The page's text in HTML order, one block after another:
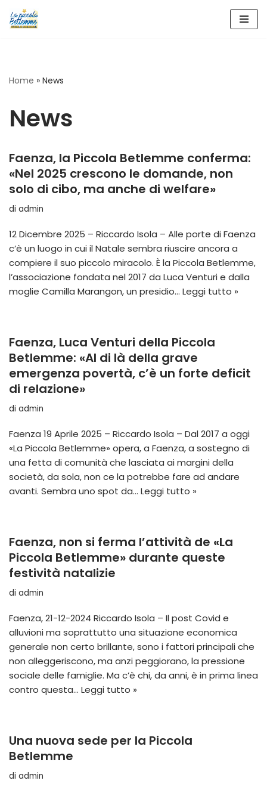
Vai
Home » News
News
Faenza, la Piccola Betlemme conferma:
«Nel 2025 crescono le domande, non
solo di cibo, ma anche di welfare»
di admin
12 Dicembre 2025 – Riccardo Isola – Alle porte di Faenza
c’è un luogo in cui il Natale sembra riuscire ancora a
compiere il suo piccolo miracolo. È la Piccola Betlemme,
l’associazione fondata nel 2017 da Luca Venturi e dalla
moglie Camilla Marangon, un presidio… Leggi tutto »
Faenza, Luca Venturi della Piccola
Betlemme: «Al di là della grave
emergenza povertà, c’è un forte deficit
di relazione»
di admin
Faenza 19 Aprile 2025 – Riccardo Isola – Dal 2017 a oggi
«La Piccola Betlemme» opera, a Faenza, a sostegno di
una fetta di comunità che lasciata ai margini della
società, da sola, non ce la potrebbe fare ad andare
avanti. Sembra uno spot da… Leggi tutto »
Faenza, non si ferma l’attività de «La
Piccola Betlemme» durante queste
festività natalizie
di admin
Faenza, 21-12-2024 Riccardo Isola – Il post Covid e
alluvioni ma soprattutto una situazione economica
generale non certo brillante, sono i fattori principali che
non alleggeriscono, ma anzi peggiorano, la pressione
sociale delle famiglie. Ma c’è chi, da anni, è in prima linea
contro questa… Leggi tutto »
Una nuova sede per la Piccola
Betlemme
di admin